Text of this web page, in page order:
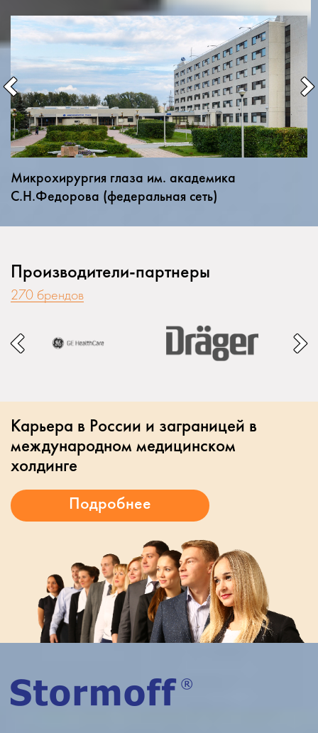
Микрохирургия глаза им. академика
С.Н.Федорова (федеральная сеть)
Производители-партнеры
270 брендов
Карьера в России и заграницей в
международном медицинском
холдинге